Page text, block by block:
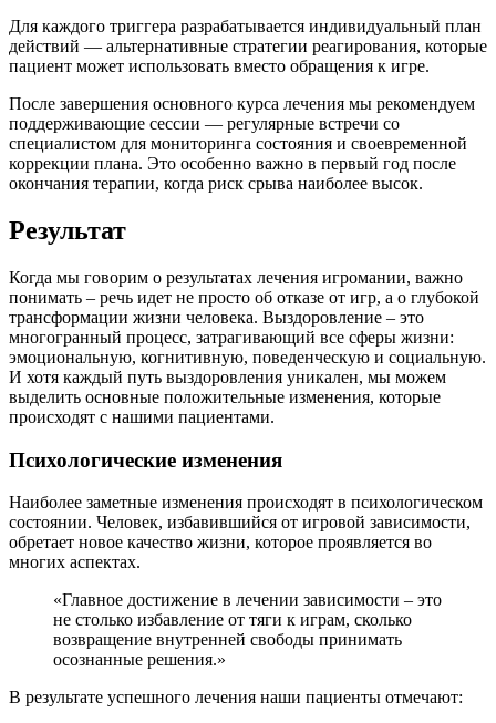
Для каждого триггера разрабатывается индивидуальный план
действий — альтернативные стратегии реагирования, которые
пациент может использовать вместо обращения к игре.
После завершения основного курса лечения мы рекомендуем
поддерживающие сессии — регулярные встречи со
специалистом для мониторинга состояния и своевременной
коррекции плана. Это особенно важно в первый год после
окончания терапии, когда риск срыва наиболее высок.
Результат
Когда мы говорим о результатах лечения игромании, важно
понимать – речь идет не просто об отказе от игр, а о глубокой
трансформации жизни человека. Выздоровление – это
многогранный процесс, затрагивающий все сферы жизни:
эмоциональную, когнитивную, поведенческую и социальную.
И хотя каждый путь выздоровления уникален, мы можем
выделить основные положительные изменения, которые
происходят с нашими пациентами.
Психологические изменения
Наиболее заметные изменения происходят в психологическом
состоянии. Человек, избавившийся от игровой зависимости,
обретает новое качество жизни, которое проявляется во
многих аспектах.
«Главное достижение в лечении зависимости – это
не столько избавление от тяги к играм, сколько
возвращение внутренней свободы принимать
осознанные решения.»
В результате успешного лечения наши пациенты отмечают: